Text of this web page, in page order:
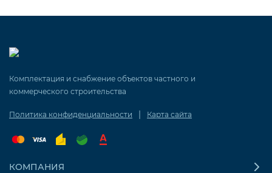
Комплектация и снабжение объектов частного и
коммерческого строительства
Политика конфиденциальности | Карта сайта
КОМПАНИЯ